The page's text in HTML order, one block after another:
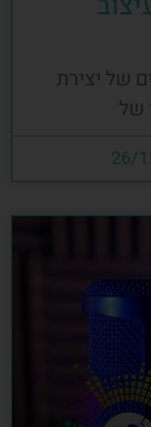
של יצירת
של